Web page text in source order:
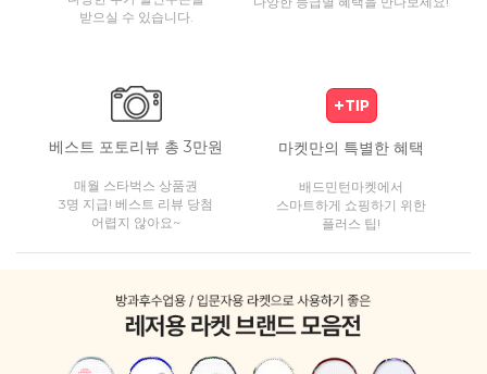
받으실 수 있습니다.
베스트 포토리뷰 총 3만원
매월 스타벅스 상품권
3명 지급! 베스트 리뷰 당첨
어렵지 않아요~
마켓만의 특별한 혜택
배드민턴마켓에서
스마트하게 쇼핑하기 위한
플러스 팁!